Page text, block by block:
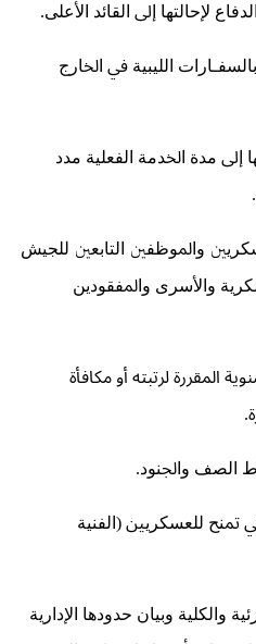
ﻹﺣﺎﻟﺘﻬﺎ ﺇﱃ ﺍﻟﻘﺎﺋﺪ ﺍﻷﻋﻠﻰ.
ﺍﻟﻠﻴﺒﻴﺔ ﰲ ﺍﳋﺎﺭﺝ
ﺇﱃ ﻣﺪﺓ ﺍﳋﺪﻣﺔ ﺍﻟﻔﻌﻠﻴﺔ ﻣﺪﺩ
ﻭﺍﳌﻮﻇﻔﲔ ﺍﻟﺘﺎﺑﻌﲔ ﻟﻠﺠﻴﺶ
ﻭﺍﻷﺳﺮﻯ ﻭﺍﳌﻔﻘﻮﺩﻳﻦ
ﺍﳌﻘﺮﺭﺓ ﻟﺮﺗﺒﺘﻪ ﺃﻭ ﻣﻜﺎﻓﺄﺓ
ﲤﻨﺢ ﻟﻠﻌﺴﻜﺮﻳﲔ (ﺍﻟﻔﻨﻴﺔ
ﻭﺍﻟﻜﻠﻴﺔ ﻭﺑﻴﺎﻥ ﺣﺪﻭﺩﻫﺎ ﺍﻹﺩﺍﺭﻳﺔ